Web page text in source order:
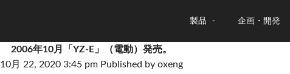
製品 企画・開発
2006年10月「YZ-E」（電動）発売。
10月 22, 2020 3:45 pm Published by oxeng